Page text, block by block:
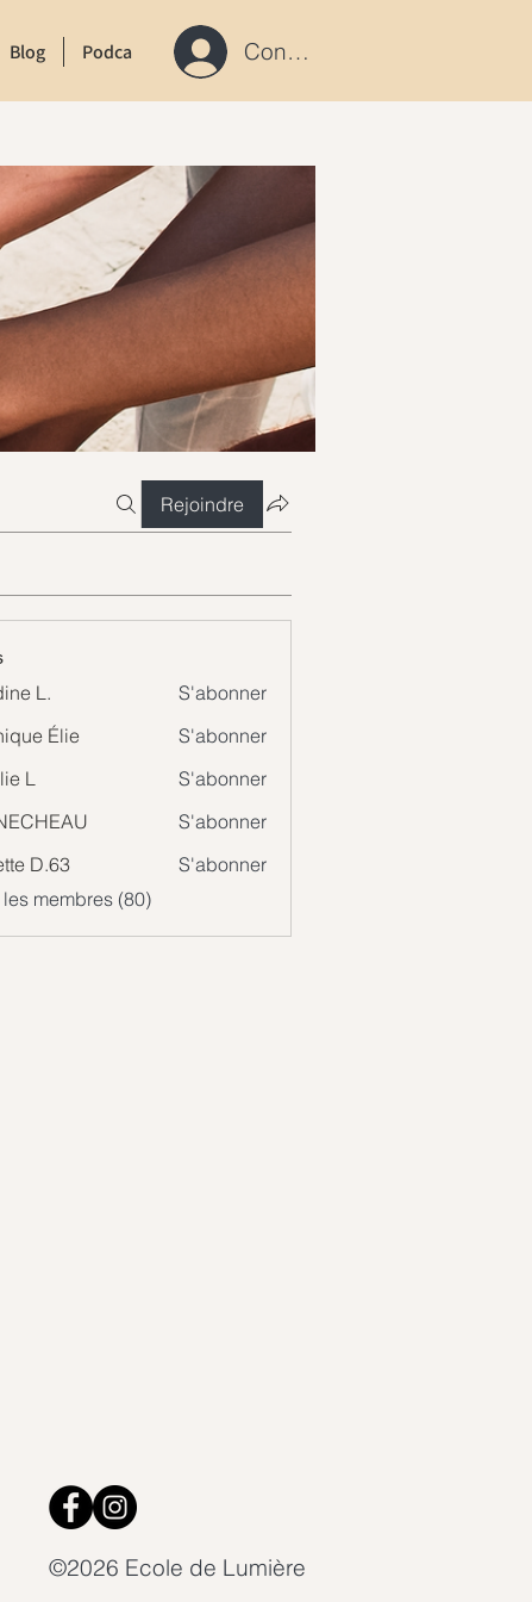
Blog Podcast ContactConnexion / S'inscrire
Rejoindre
L. S'abonner
Élie Élie
S'abonner
L
S'abonner
S'abonner
D.63
S'abonner
membres (80)
©2026 Ecole de Lumière